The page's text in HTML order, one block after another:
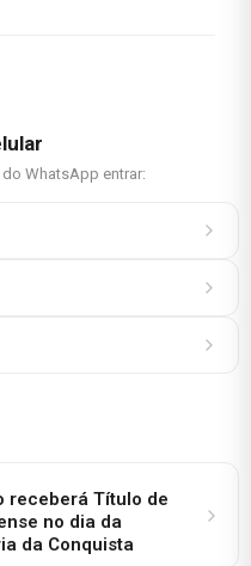
WhatsApp entrar:
receberá Título de
no dia da
da Conquista